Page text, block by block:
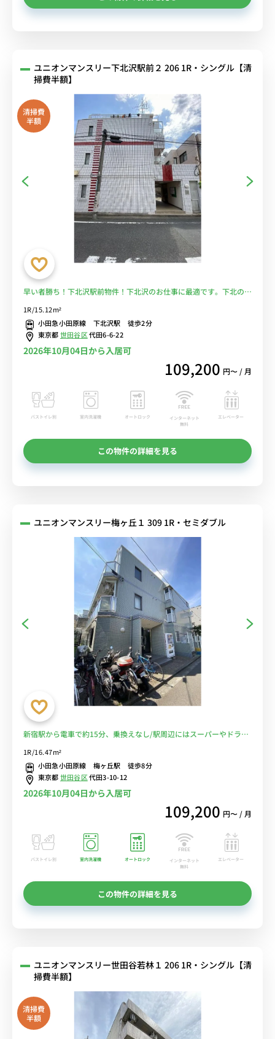
ユニオンマンスリー下北沢駅前２ 206 1R・シングル【清
掃費半額】
清掃費
半額
早い者勝ち！下北沢駅前物件！下北沢のお仕事に最適です。下北の充
中！
1R/15.12m²
小田急小田原線 下北沢駅 徒歩2分
東京都世田谷区代田6-6-22
2026年10月04日から入居可
109,200 円〜 / 月
バストイレ別 室内洗濯機 オートロック
インターネット
無料
エレベーター
この物件の詳細を見る
ユニオンマンスリー梅ヶ丘１ 309 1R・セミダブル
新宿駅から電車で約15分、乗換えなし/駅周辺にはスーパーやドラッ
1R/16.47m²
小田急小田原線 梅ヶ丘駅 徒歩8分
東京都世田谷区代田3-10-12
2026年10月04日から入居可
109,200 円〜 / 月
バストイレ別 室内洗濯機 オートロック
インターネット
無料
エレベーター
この物件の詳細を見る
ユニオンマンスリー世田谷若林１ 206 1R・シングル【清
掃費半額】
清掃費
半額